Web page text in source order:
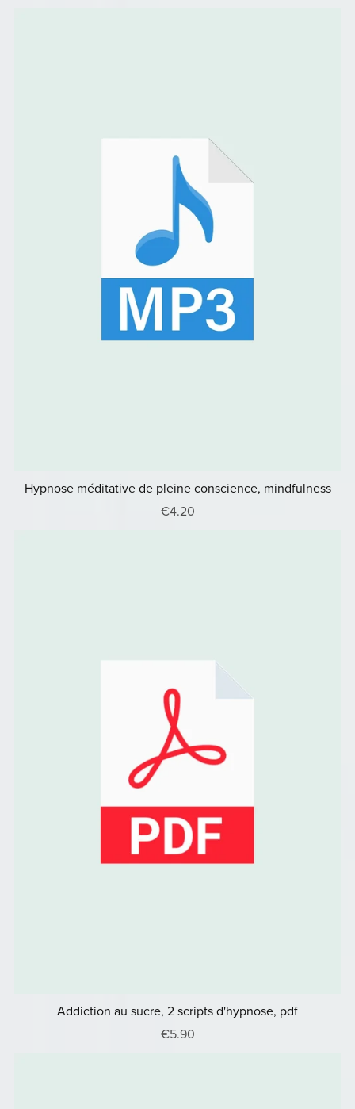
Hypnose méditative de pleine conscience, mindfulness
€4.20
Addiction au sucre, 2 scripts d'hypnose, pdf
€5.90